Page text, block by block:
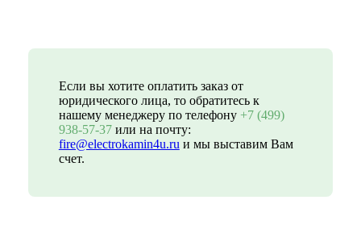
Если вы хотите оплатить заказ от
юридического лица, то обратитесь к
нашему менеджеру по телефону +7 (499)
938-57-37или на почту:
fire@electrokamin4u.ru и мы выставим Вам
счет.